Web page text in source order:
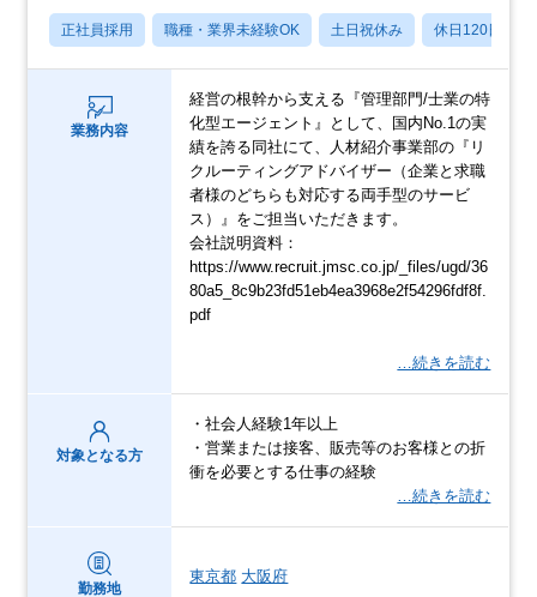
正社員採用 職種・業界未経験OK 土日祝休み 休日120日以上
業務内容
経営の根幹から支える『管理部門/士業の特
化型エージェント』として、国内No.1の実
績を誇る同社にて、人材紹介事業部の『リ
クルーティングアドバイザー（企業と求職
者様のどちらも対応する両手型のサービ
ス）』をご担当いただきます。
会社説明資料：
https://www.recruit.jmsc.co.jp/_files/ugd/36
80a5_8c9b23fd51eb4ea3968e2f54296fdf8f.
pdf
…続きを読む
対象となる方
・社会人経験1年以上
・営業または接客、販売等のお客様との折
衝を必要とする仕事の経験
…続きを読む
勤務地
東京都 大阪府